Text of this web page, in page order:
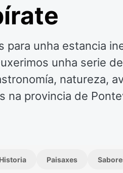
para unha estancia
unha serie
natureza,
na provincia de
Historia Paisaxes